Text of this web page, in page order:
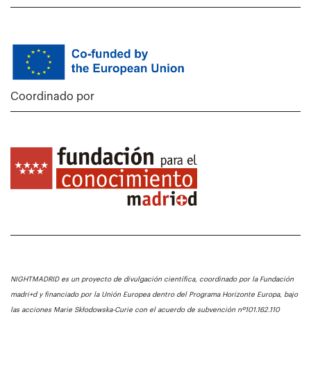
Coordinado por
NIGHTMADRID es un proyecto de divulgación científica, coordinado por la Fundación
madri+d y financiado por la Unión Europea dentro del Programa Horizonte Europa, bajo
las acciones Marie Skłodowska-Curie con el acuerdo de subvención nº101.162.110